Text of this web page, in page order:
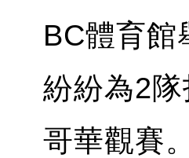
BC體育館
紛紛為2
哥華觀賽。